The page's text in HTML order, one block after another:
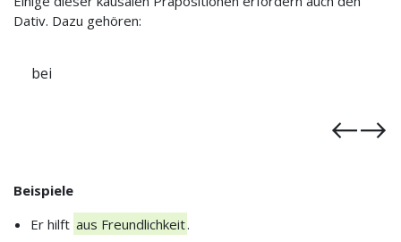
Dativ. Dazu gehören:
Beispiele
Er hilft aus Freundlichkeit.